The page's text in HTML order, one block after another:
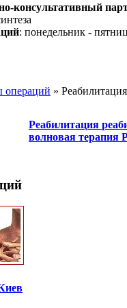
консультативный
: понедельник -
операций »
Реабилитация
волновая терапия